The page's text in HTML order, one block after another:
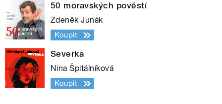
50 moravských pověstí
Zdeněk Junák
Koupit
Severka
Nina Špitálníková
Koupit